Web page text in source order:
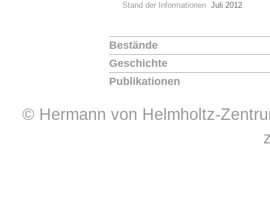
Stand der Informationen Juli 2012
Bestände
Geschichte
Publikationen
© Hermann von Helmholtz-